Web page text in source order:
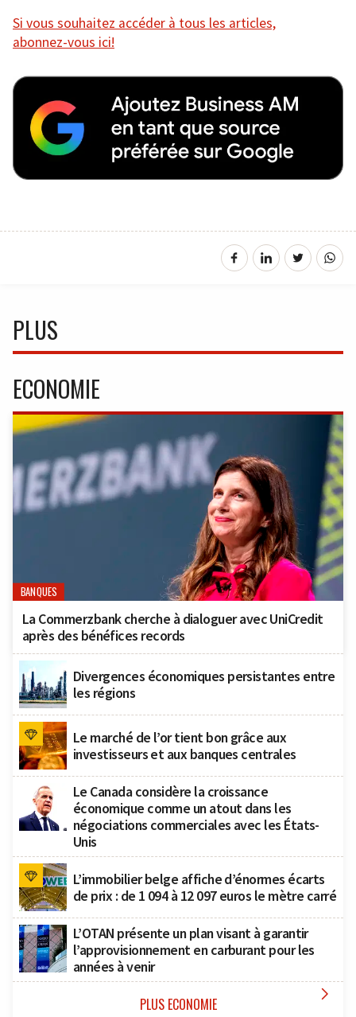
Si vous souhaitez accéder à tous les articles,
abonnez-vous ici!
PLUS
ECONOMIE
BANQUES
La Commerzbank cherche à dialoguer avec UniCredit
après des bénéfices records
Divergences économiques persistantes entre
les régions
Le marché de l’or tient bon grâce aux
investisseurs et aux banques centrales
Le Canada considère la croissance
économique comme un atout dans les
négociations commerciales avec les États-
Unis
L’immobilier belge affiche d’énormes écarts
de prix : de 1 094 à 12 097 euros le mètre carré
L’OTAN présente un plan visant à garantir
l’approvisionnement en carburant pour les
années à venir
PLUS ECONOMIE 